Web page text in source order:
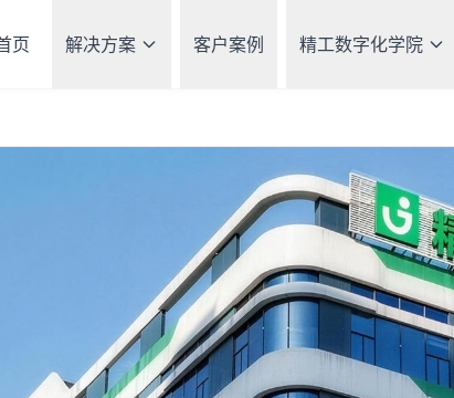
页 解决方案 客户案例 精工数字化学院